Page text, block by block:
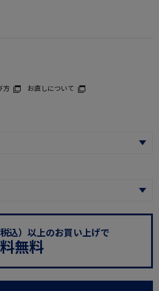
方 お直しについて
込）以上のお買い上げで
無料